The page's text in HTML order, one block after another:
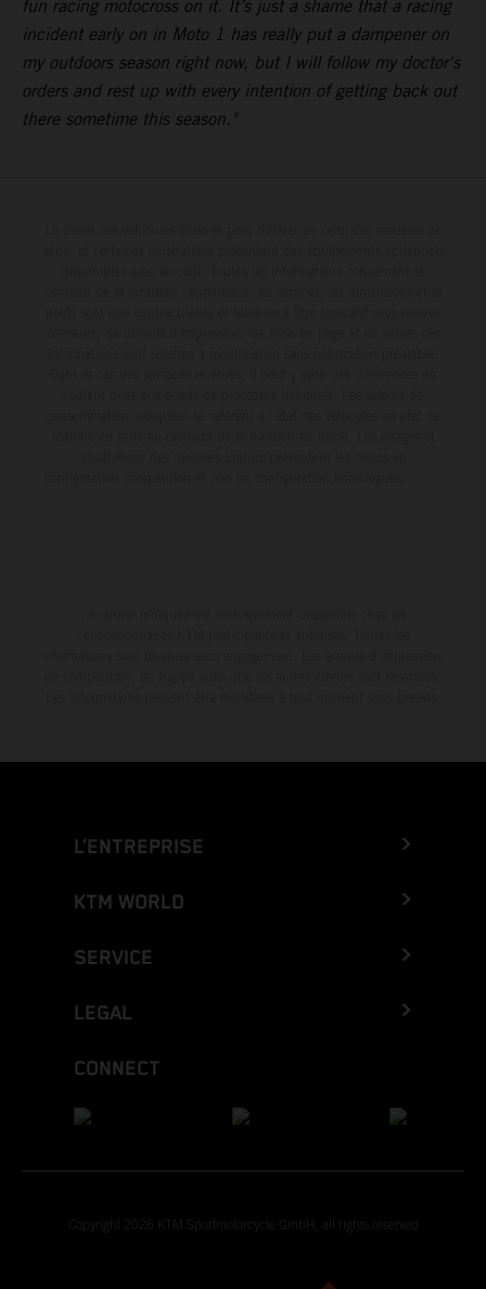
fun racing motocross on it. It’s just a shame that a racing
incident early on in Moto 1 has really put a dampener on
my outdoors season right now, but I will follow my doctor's
orders and rest up with every intention of getting back out
there sometime this season."
L’ENTREPRISE
KTM WORLD
SERVICE
LEGAL
CONNECT
Copyright 2026 KTM Sportmotorcycle GmbH, all rights reserved